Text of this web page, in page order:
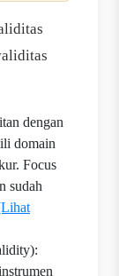
dengan
domain
Focus
sudah